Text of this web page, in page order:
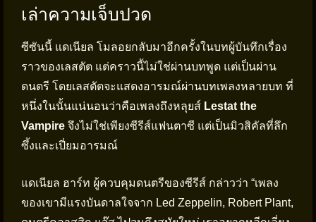
เล่าความเจ็บปวด
ซีซันนี้ แดเนียล โมลอยกลับมาอีกครั้งในบทผู้บันทึกเรื่อง
ราวของเลสตัต แต่คราวนี้ไม่ใช่ผ่านบทพูด แต่เป็นผ่าน
ดนตรี โดยเลสตัตจะแสดงอารมณ์ผ่านบทเพลงหลายบท ที่
หนึ่งในนั้นแน่นอนว่าคือเพลงถึงหลุยส์ Lestat the
Vampire จึงไม่ใช่เพียงซีรีส์แฟนตาซี แต่เป็นมิวสิคัลที่ลึก
ซึ้งและเปี่ยมอารมณ์
แดเนียล ฮาร์ท ผู้ควบคุมดนตรีของซีรีส์ กล่าวว่า “เพลง
ของเขามีแรงบันดาลใจจาก Led Zeppelin, Robert Plant,